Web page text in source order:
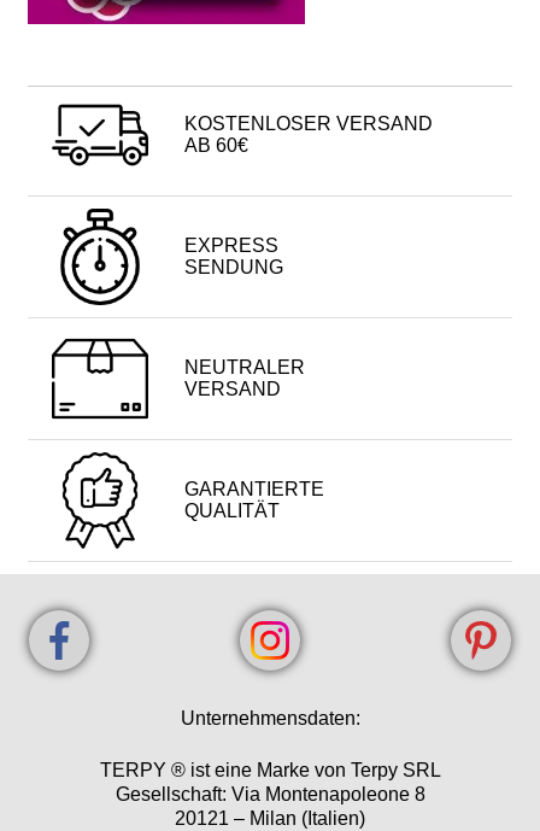
KOSTENLOSER VERSAND
AB 60€
EXPRESS
SENDUNG
NEUTRALER
VERSAND
GARANTIERTE
QUALITÄT
Unternehmensdaten:
TERPY ® ist eine Marke von Terpy SRL
Gesellschaft: Via Montenapoleone 8
20121 – Milan (Italien)